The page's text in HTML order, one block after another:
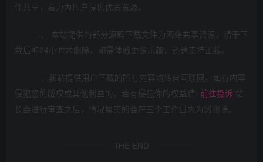
件共享，着力为用户提供优资资源。
二、 本站提供的部分源码下载文件为网络共享资源，请于下
载后的24小时内删除。如需体验更多乐趣，还请支持正版。
三、我站提供用户下载的所有内容均转自互联网。如有内容
侵犯您的版权或其他利益的，若有侵犯你的权益请: 前往投诉 站
长会进行审查之后，情况属实的会在三个工作日内为您删除。
THE END